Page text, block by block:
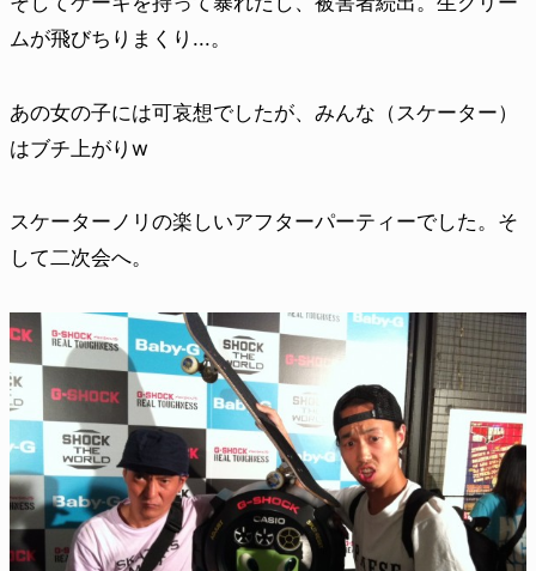
ムが飛びちりまくり...。
あの女の子には可哀想でしたが、みんな（スケーター）
はブチ上がりw
スケーターノリの楽しいアフターパーティーでした。そ
して二次会へ。